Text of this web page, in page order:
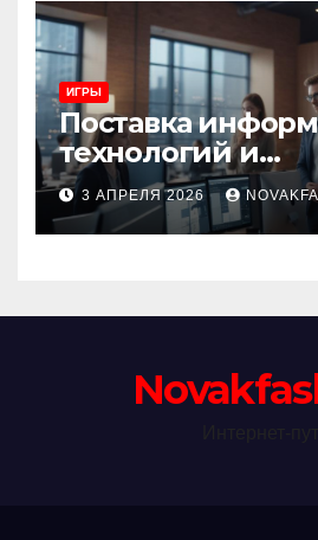
ИГРЫ
Поставка
технологий и
инновационные
3 АПРЕЛЯ 2026